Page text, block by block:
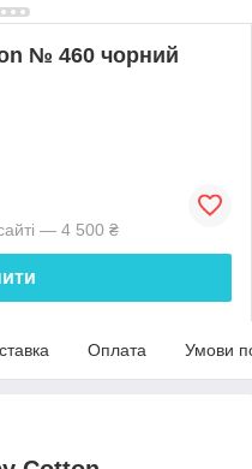
№ 460 чорний
— 4 500 ₴
Оплата Умови